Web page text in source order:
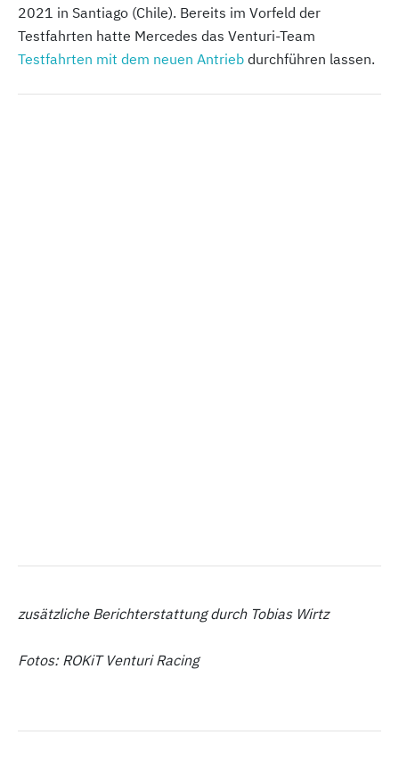
2021 in Santiago (Chile). Bereits im Vorfeld der
Testfahrten hatte Mercedes das Venturi-Team
Testfahrten mit dem neuen Antrieb durchführen lassen.
zusätzliche Berichterstattung durch Tobias Wirtz
Fotos: ROKiT Venturi Racing